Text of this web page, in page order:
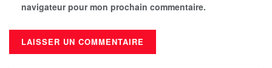
navigateur pour mon prochain commentaire.